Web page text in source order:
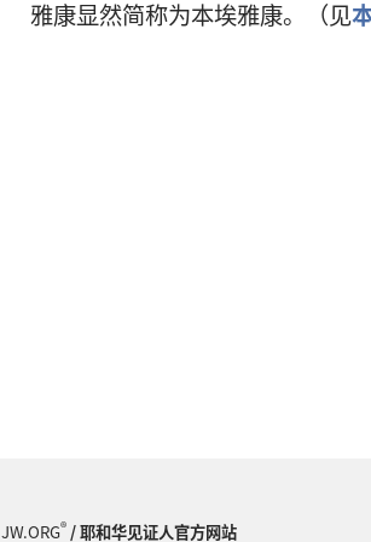
雅康显然简称为本埃雅康。（见
JW.ORG®/ 耶和华见证人官方网站